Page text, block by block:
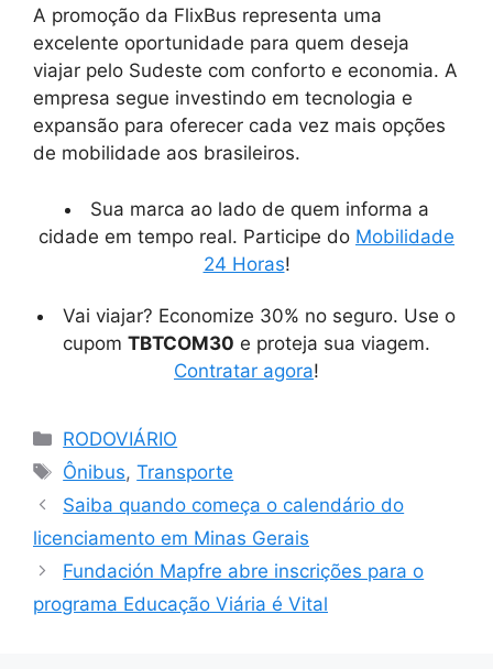
A promoção da FlixBus representa uma
excelente oportunidade para quem deseja
viajar pelo Sudeste com conforto e economia. A
empresa segue investindo em tecnologia e
expansão para oferecer cada vez mais opções
de mobilidade aos brasileiros.
Sua marca ao lado de quem informa a
cidade em tempo real. Participe do Mobilidade
24 Horas!
Vai viajar? Economize 30% no seguro. Use o
cupom TBTCOM30 e proteja sua viagem.
Contratar agora!
Categorias
RODOVIÁRIO
Tags
Ônibus,Transporte
Saiba quando começa o calendário do
licenciamento em Minas Gerais
Fundación Mapfre abre inscrições para o
programa Educação Viária é Vital